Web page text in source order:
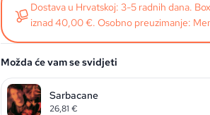
Dostava u Hrvatskoj: 3-5 radnih dana.
iznad 40,00 €. Osobno preuzimanje:
Možda će vam se svidjeti
Sarbacane
26,81 €